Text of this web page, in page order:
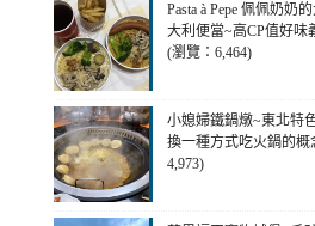
Pasta à Pepe 佩佩奶奶
大利便當~高CP值好味
(瀏覽：6,464)
小媳婦鐵鍋燉~東北特
換一種方式吃火鍋的概
4,973)